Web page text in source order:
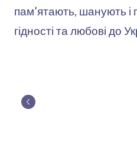
пам’ятають, шанують і
гідності та любові до